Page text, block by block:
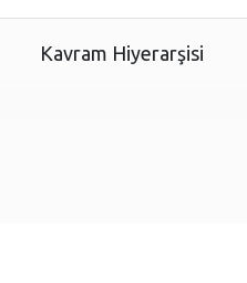
Kavram Hiyerarşisi